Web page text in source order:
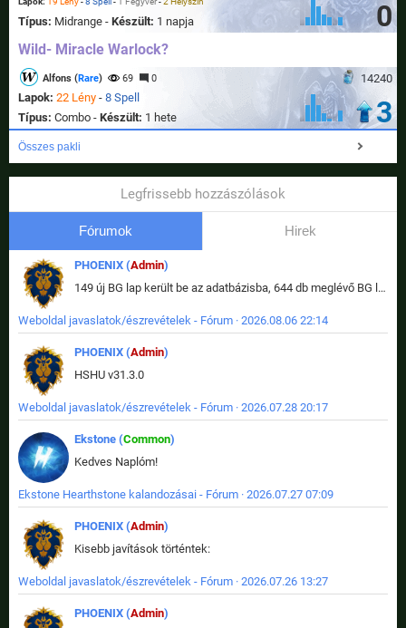
Típus: Midrange - Készült: 1 napja 0
Wild- Miracle Warlock?
14240
Alfons (Rare) 69 0
Lapok: 22 Lény - 8 Spell
Típus: Combo - Készült: 1 hete 3
Összes pakli
Legfrissebb hozzászólások
Fórumok Hirek
PHOENIX (Admin)
149 új BG lap került be az adatbázisba, 644 db meglévő BG lap módosult, bekerültek az új képek a megváltozott lapokhoz is.
Weboldal javaslatok/észrevételek - Fórum · 2026.08.06 22:14
PHOENIX (Admin)
HSHU v31.3.0
Weboldal javaslatok/észrevételek - Fórum · 2026.07.28 20:17
Ekstone (Common)
Kedves Naplóm!
Ekstone Hearthstone kalandozásai - Fórum · 2026.07.27 07:09
PHOENIX (Admin)
Kisebb javítások történtek:
Weboldal javaslatok/észrevételek - Fórum · 2026.07.26 13:27
PHOENIX (Admin)